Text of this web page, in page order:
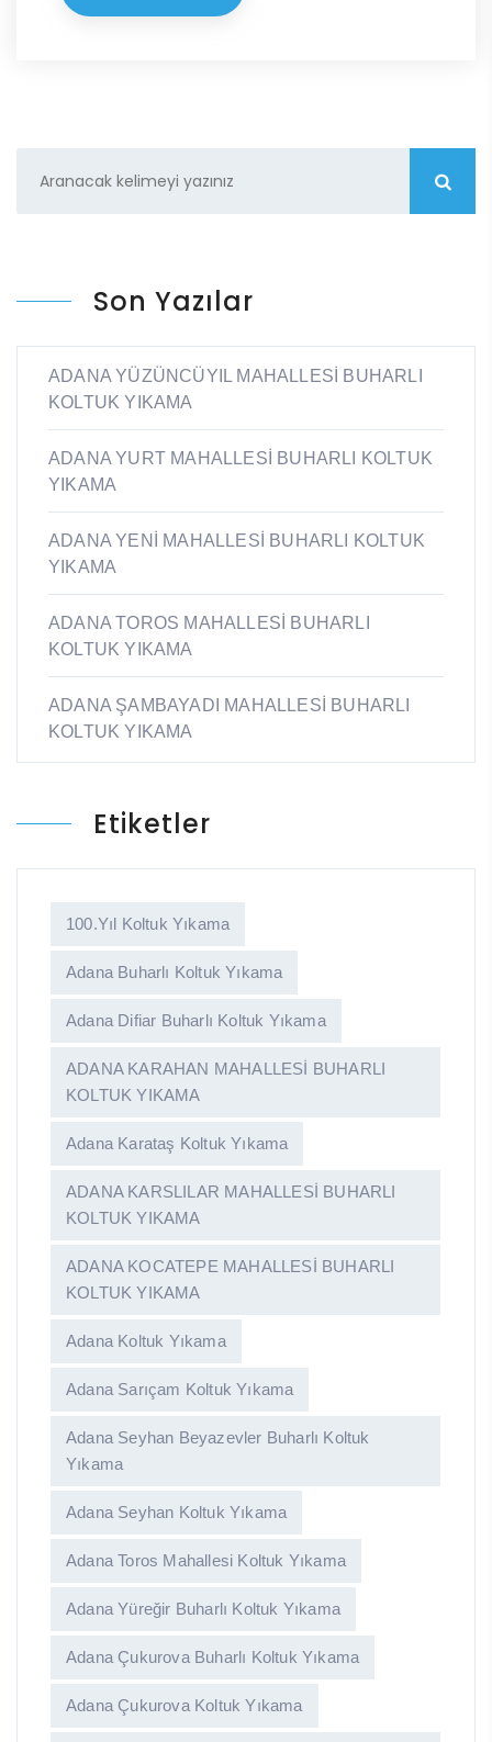
Son Yazılar
ADANA YÜZÜNCÜYIL MAHALLESİ BUHARLI
KOLTUK YIKAMA
ADANA YURT MAHALLESİ BUHARLI KOLTUK
YIKAMA
ADANA YENİ MAHALLESİ BUHARLI KOLTUK
YIKAMA
ADANA TOROS MAHALLESİ BUHARLI
KOLTUK YIKAMA
ADANA ŞAMBAYADI MAHALLESİ BUHARLI
KOLTUK YIKAMA
Etiketler
100.yıl Koltuk Yıkama
Adana Buharlı Koltuk Yıkama
Adana Difiar Buharlı Koltuk Yıkama
ADANA KARAHAN MAHALLESİ BUHARLI
KOLTUK YIKAMA
Adana Karataş Koltuk Yıkama
ADANA KARSLILAR MAHALLESİ BUHARLI
KOLTUK YIKAMA
ADANA KOCATEPE MAHALLESİ BUHARLI
KOLTUK YIKAMA
Adana Koltuk Yıkama
Adana Sarıçam Koltuk Yıkama
Adana Seyhan Beyazevler Buharlı Koltuk
Yıkama
Adana Seyhan Koltuk Yıkama
Adana Toros Mahallesi Koltuk Yıkama
Adana Yüreğir Buharlı Koltuk Yıkama
Adana Çukurova Buharlı Koltuk Yıkama
Adana Çukurova Koltuk Yıkama